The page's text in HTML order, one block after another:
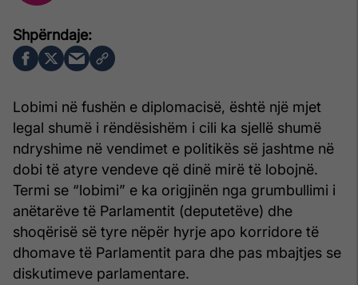
Lobimi në fushën e diplomacisë, është një mjet
legal shumë i rëndësishëm i cili ka sjellë shumë
ndryshime në vendimet e politikës së jashtme në
dobi të atyre vendeve që dinë mirë të lobojnë.
Termi se “lobimi” e ka origjinën nga grumbullimi i
anëtarëve të Parlamentit (deputetëve) dhe
shoqërisë së tyre nëpër hyrje apo korridore të
dhomave të Parlamentit para dhe pas mbajtjes se
diskutimeve parlamentare.